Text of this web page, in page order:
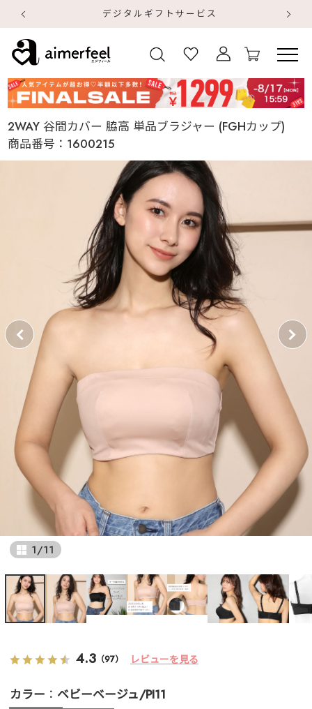
デジタルギフトサービス
2WAY 谷間カバー 脇高 単品ブラジャー (FGHカップ)
商品番号： 1600215
1/11
4.3 （97） レビューを見る
カラー ベビーベージュ/PI11